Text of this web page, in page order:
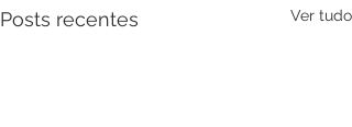
Posts recentes Ver tudo